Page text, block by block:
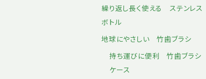
繰り返し長く使える ステンレス
ボトル
地球にやさしい 竹歯ブラシ
持ち運びに便利 竹歯ブラシ
ケース